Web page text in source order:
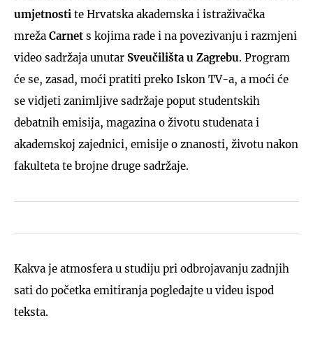
umjetnosti te Hrvatska akademska i istraživačka
mreža Carnet s kojima rade i na povezivanju i razmjeni
video sadržaja unutar Sveučilišta u Zagrebu. Program
će se, zasad, moći pratiti preko Iskon TV-a, a moći će
se vidjeti zanimljive sadržaje poput studentskih
debatnih emisija, magazina o životu studenata i
akademskoj zajednici, emisije o znanosti, životu nakon
fakulteta te brojne druge sadržaje.
Kakva je atmosfera u studiju pri odbrojavanju zadnjih
sati do početka emitiranja pogledajte u videu ispod
teksta.